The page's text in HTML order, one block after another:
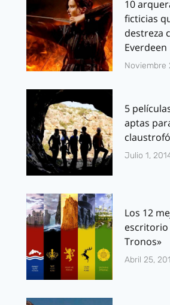
10
ficticias
destreza
Everdeen
Noviembre
5
aptas
Julio 1,
Los 12
escritorio
Tronos»
Abril 25,